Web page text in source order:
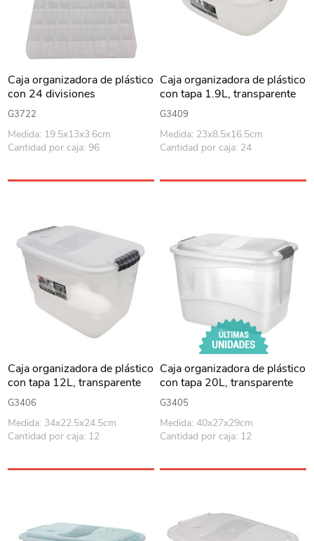
Caja organizadora de plástico
con 24 divisiones
G3722
Medida: 19.5x13x3.6cm
Cantidad por caja: 96
Caja organizadora de plástico
con tapa 1.9L, transparente
G3409
Medida: 23x8.5x16.5cm
Cantidad por caja: 24
Caja organizadora de plástico
con tapa 12L, transparente
G3406
Medida: 34x22.5x24.5cm
Cantidad por caja: 12
Caja organizadora de plástico
con tapa 20L, transparente
G3405
Medida: 40x27x29cm
Cantidad por caja: 12